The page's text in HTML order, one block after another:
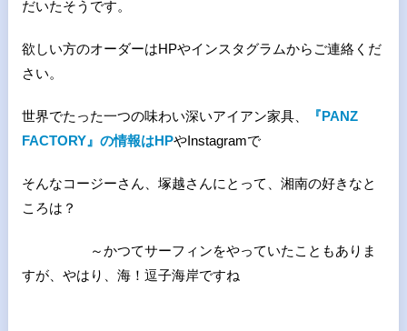
だいたそうです。
欲しい方のオーダーはHPやインスタグラムからご連絡くだ
さい。
世界でたった一つの味わい深いアイアン家具、
『PANZ
FACTORY』の情報はHPやInstagramで
そんなコージーさん、塚越さんにとって、湘南の好きなと
ころは？
～かつてサーフィンをやっていたこともありま
すが、やはり、海！逗子海岸ですね